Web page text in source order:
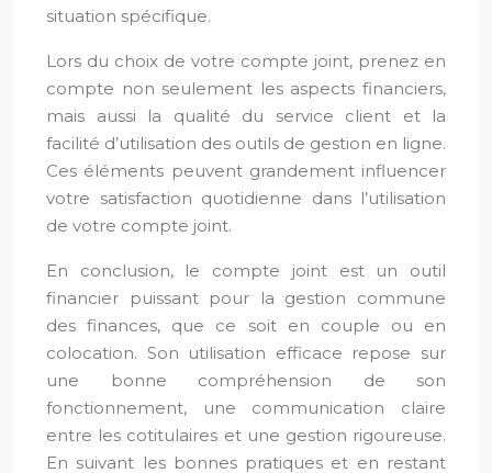
situation spécifique.
Lors du choix de votre compte joint, prenez en
compte non seulement les aspects financiers,
mais aussi la qualité du service client et la
facilité d’utilisation des outils de gestion en ligne.
Ces éléments peuvent grandement influencer
votre satisfaction quotidienne dans l’utilisation
de votre compte joint.
En conclusion, le compte joint est un outil
financier puissant pour la gestion commune
des finances, que ce soit en couple ou en
colocation. Son utilisation efficace repose sur
une bonne compréhension de son
fonctionnement, une communication claire
entre les cotitulaires et une gestion rigoureuse.
En suivant les bonnes pratiques et en restant